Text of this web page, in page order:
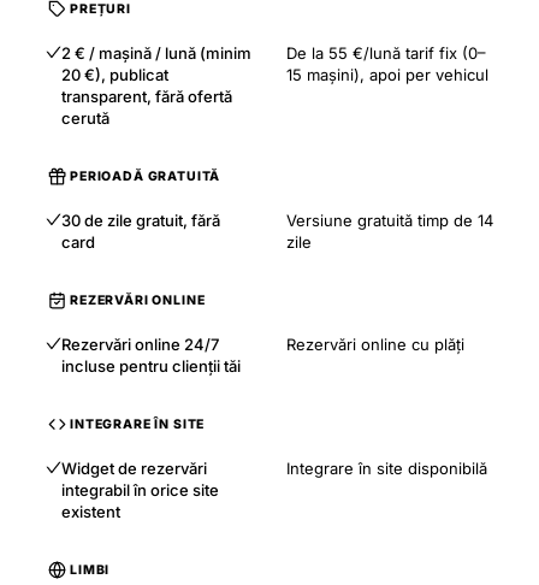
PREȚURI
2 € / mașină / lună (minim
20 €), publicat
transparent, fără ofertă
cerută
De la 55 €/lună tarif fix (0–
15 mașini), apoi per vehicul
PERIOADĂ GRATUITĂ
30 de zile gratuit, fără
card
Versiune gratuită timp de 14
zile
REZERVĂRI ONLINE
Rezervări online 24/7
incluse pentru clienții tăi
Rezervări online cu plăți
INTEGRARE ÎN SITE
Widget de rezervări
integrabil în orice site
existent
Integrare în site disponibilă
LIMBI